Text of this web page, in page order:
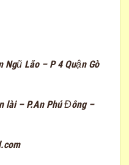
Ngũ Lão – P 4 Quận Gò
lài – P.An Phú Đông –